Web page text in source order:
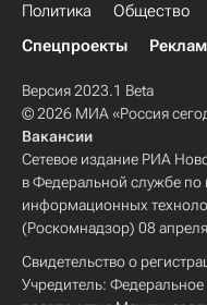
Политика Общество
Спецпроекты
Версия 2023.1 Beta
© 2026 МИА «Россия
Вакансии
Сетевое издание РИА
в Федеральной службе по
информационных
(Роскомнадзор) 08
Свидетельство о
Учредитель: Федеральное